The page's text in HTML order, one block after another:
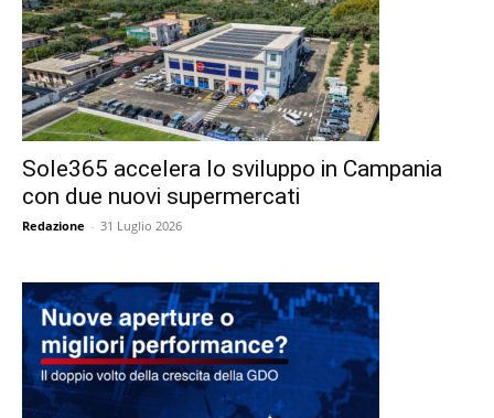
Sole365 accelera lo sviluppo in Campania
con due nuovi supermercati
Redazione - 31 Luglio 2026